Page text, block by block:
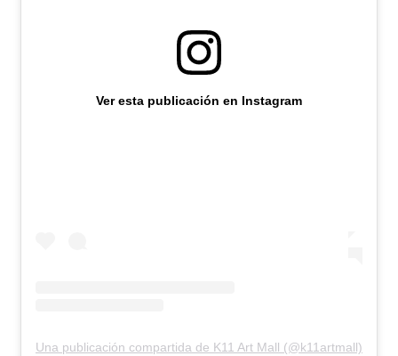
Ver esta publicación en Instagram
Una publicación compartida de K11 Art Mall (@k11artmall)